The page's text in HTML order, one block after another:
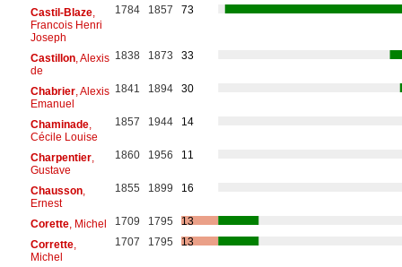
Castil-Blaze,
Francois Henri
Joseph
1784 1857 73
Castillon, Alexis
de
1838 1873 33
Chabrier, Alexis
Emanuel
1841 1894 30
Chaminade,
Cécile Louise
1857 1944 14
Charpentier,
Gustave
1860 1956 11
Chausson,
Ernest
1855 1899 16
Corette, Michel 1709 1795
13
Corrette,
Michel
1707 1795 13